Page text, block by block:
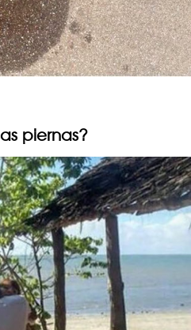
piernas?